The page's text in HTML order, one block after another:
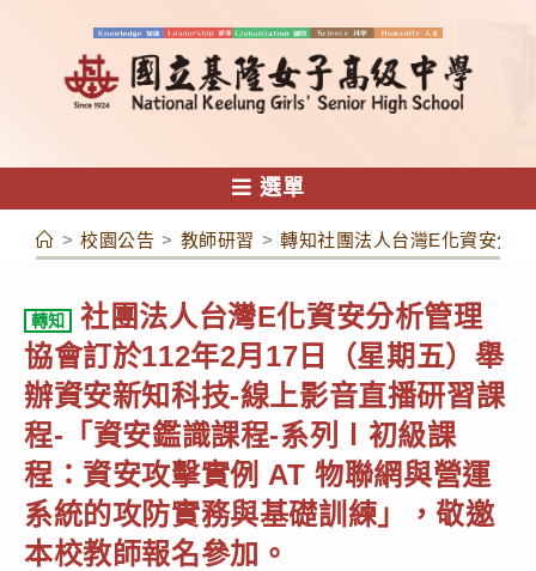
容
選單
> 校園公告 > 教師研習 > 轉知社團法人台灣E化資安分
轉知
社團法人台灣E化資安分析管理
協會訂於112年2月17日（星期五）舉
辦資安新知科技-線上影音直播研習課
程-「資安鑑識課程-系列Ⅰ初級課
程：資安攻擊實例 AT 物聯網與營運
系統的攻防實務與基礎訓練」，敬邀
本校教師報名參加。